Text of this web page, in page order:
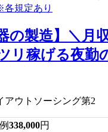
の製造】＼月
リ稼げる夜勤
アウトソーシング第2
338,000円